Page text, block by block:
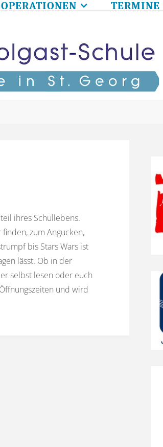
TERMINE
ihres Schullebens.
zum Angucken,
bis Stars Wars ist
lässt. Ob in der
selbst lesen oder euch
und wird